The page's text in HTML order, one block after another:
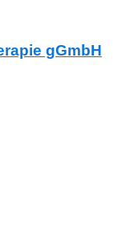
gGmbH